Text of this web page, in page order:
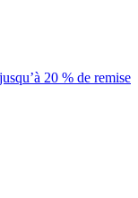
20 % de remise